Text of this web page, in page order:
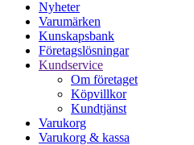
Nyheter
Varumärken
Kunskapsbank
Företagslösningar
Kundservice
Om företaget
Köpvillkor
Kundtjänst
Varukorg
Varukorg & kassa